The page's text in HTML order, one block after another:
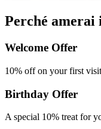
Perché
Welcome Offer​
10% off on your first
Birthday Offer
A special 10% treat for